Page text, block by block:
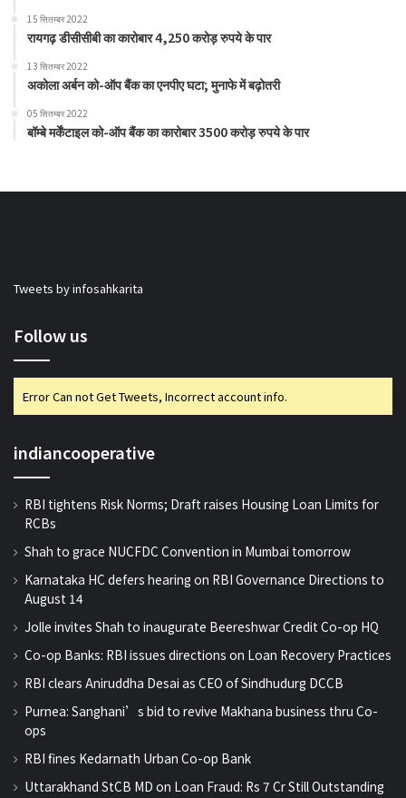
15 सितम्बर 2022
रायगढ़ डीसीसीबी का कारोबार 4,250 करोड़ रुपये के पार
13 सितम्बर 2022
अकोला अर्बन को-ऑप बैंक का एनपीए घटा; मुनाफे में बढ़ोतरी
05 सितम्बर 2022
बॉम्बे मर्केंटाइल को-ऑप बैंक का कारोबार 3500 करोड़ रुपये के पार
Tweets by infosahkarita
Follow us
Error Can not Get Tweets, Incorrect account info.
indiancooperative
RBI tightens Risk Norms; Draft raises Housing Loan Limits for
RCBs
Shah to grace NUCFDC Convention in Mumbai tomorrow
Karnataka HC defers hearing on RBI Governance Directions to
August 14
Jolle invites Shah to inaugurate Beereshwar Credit Co-op HQ
Co-op Banks: RBI issues directions on Loan Recovery Practices
RBI clears Aniruddha Desai as CEO of Sindhudurg DCCB
Purnea: Sanghani’s bid to revive Makhana business thru Co-
ops
RBI fines Kedarnath Urban Co-op Bank
Uttarakhand StCB MD on Loan Fraud: Rs 7 Cr Still Outstanding